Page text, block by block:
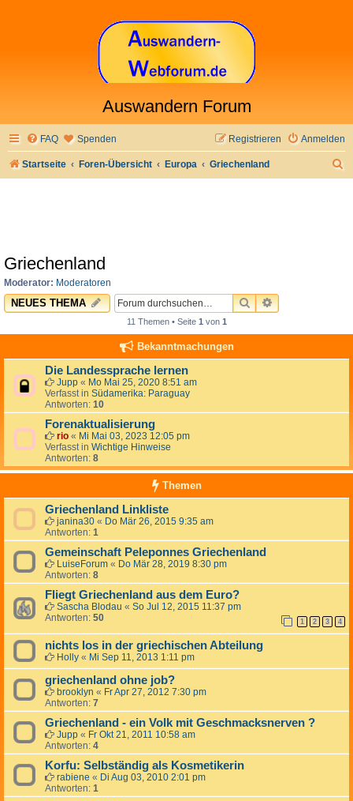
Auswandern Forum
FAQ Spenden Anmelden
Registrieren
Startseite Foren-Übersicht Europa Griechenland
Griechenland
Moderator: Moderatoren
NEUES THEMA SUCHEERWEITERTE
11 Themen • Seite 1von 1
Bekanntmachungen
Die Landessprache lernen
Jupp « Mo Mai 25, 2020 8:51 am
Verfasst in Südamerika: Paraguay
Antworten: 10
Forenaktualisierung
rio « Mi Mai 03, 2023 12:05 pm
Verfasst in Wichtige Hinweise
Antworten: 8
Themen
Griechenland Linkliste
janina30 « Do Mär 26, 2015 9:35 am
Antworten: 1
Gemeinschaft Peleponnes Griechenland
LuiseForum « Do Mär 28, 2019 8:30 pm
Antworten: 8
Fliegt Griechenland aus dem Euro?
Sascha Blodau « So Jul 12, 2015 11:37 pm
Antworten: 50 1 2 3 4
nichts los in der griechischen Abteilung
Holly « Mi Sep 11, 2013 1:11 pm
griechenland ohne job?
brooklyn « Fr Apr 27, 2012 7:30 pm
Antworten: 7
Griechenland - ein Volk mit Geschmacksnerven ?
Jupp « Fr Okt 21, 2011 10:58 am
Antworten: 4
Korfu: Selbständig als Kosmetikerin
rabiene « Di Aug 03, 2010 2:01 pm
Antworten: 1